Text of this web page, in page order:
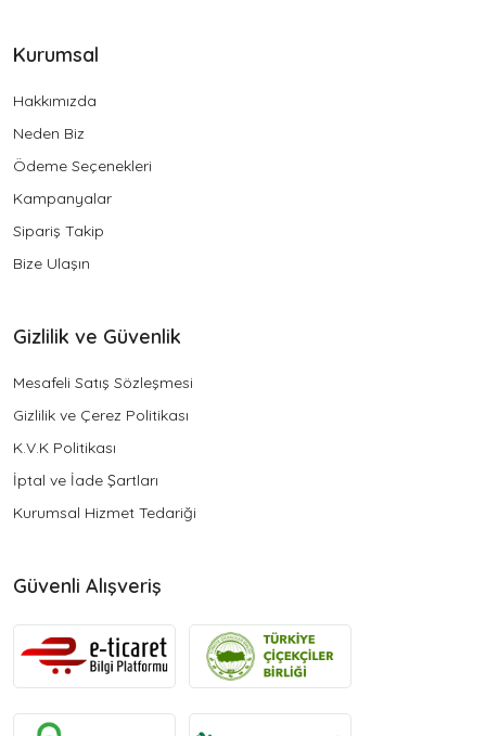
Kurumsal
Hakkımızda
Neden Biz
Ödeme Seçenekleri
Kampanyalar
Sipariş Takip
Bize Ulaşın
Gizlilik ve Güvenlik
Mesafeli Satış Sözleşmesi
Gizlilik ve Çerez Politikası
K.V.K Politikası
İptal ve İade Şartları
Kurumsal Hizmet Tedariği
Güvenli Alışveriş